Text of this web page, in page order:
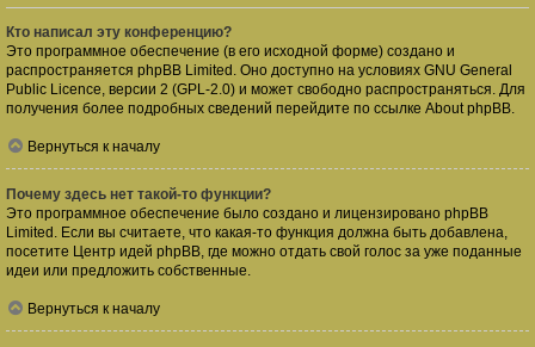
Кто написал эту конференцию?
Это программное обеспечение (в его исходной форме) создано и
распространяется phpBB Limited . Оно доступно на условиях GNU General
Public Licence, версии 2 (GPL-2.0) и может свободно распространяться. Для
получения более подробных сведений перейдите по ссылке About phpBB.
Вернуться к началу
Почему здесь нет такой-то функции?
Это программное обеспечение было создано и лицензировано phpBB
Limited. Если вы считаете, что какая-то функция должна быть добавлена,
посетите Центр идей phpBB, где можно отдать свой голос за уже поданные
идеи или предложить собственные.
Вернуться к началу